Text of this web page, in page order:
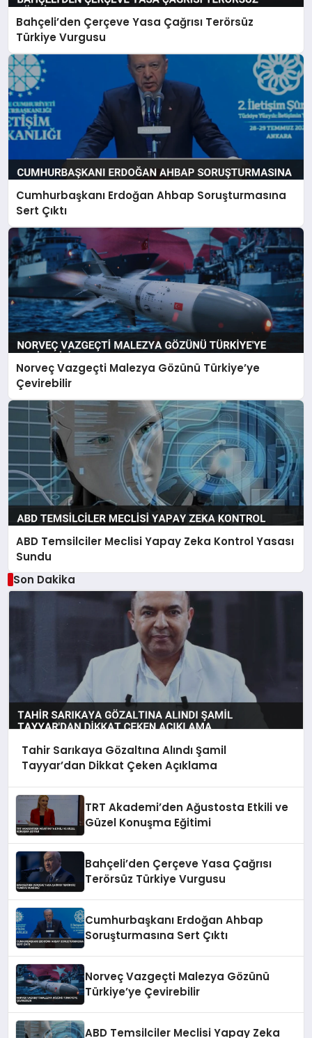
Bahçeli’den Çerçeve Yasa Çağrısı Terörsüz
Türkiye Vurgusu
Cumhurbaşkanı Erdoğan Ahbap Soruşturmasına
Sert Çıktı
Norveç Vazgeçti Malezya Gözünü Türkiye’ye
Çevirebilir
ABD Temsilciler Meclisi Yapay Zeka Kontrol Yasası
Sundu
Son Dakika
Tahir Sarıkaya Gözaltına Alındı Şamil
Tayyar’dan Dikkat Çeken Açıklama
TRT Akademi’den Ağustosta Etkili ve
Güzel Konuşma Eğitimi
Bahçeli’den Çerçeve Yasa Çağrısı
Terörsüz Türkiye Vurgusu
Cumhurbaşkanı Erdoğan Ahbap
Soruşturmasına Sert Çıktı
Norveç Vazgeçti Malezya Gözünü
Türkiye’ye Çevirebilir
ABD Temsilciler Meclisi Yapay Zeka